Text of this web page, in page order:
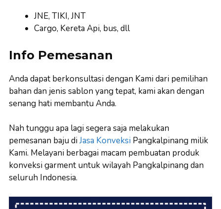
JNE, TIKI, JNT
Cargo, Kereta Api, bus, dll
Info Pemesanan
Anda dapat berkonsultasi dengan Kami dari pemilihan
bahan dan jenis sablon yang tepat, kami akan dengan
senang hati membantu Anda.
Nah tunggu apa lagi segera saja melakukan
pemesanan baju diJasa Konveksi Pangkalpinang milik
Kami. Melayani berbagai macam pembuatan produk
konveksi garment untuk wilayah Pangkalpinang dan
seluruh Indonesia.